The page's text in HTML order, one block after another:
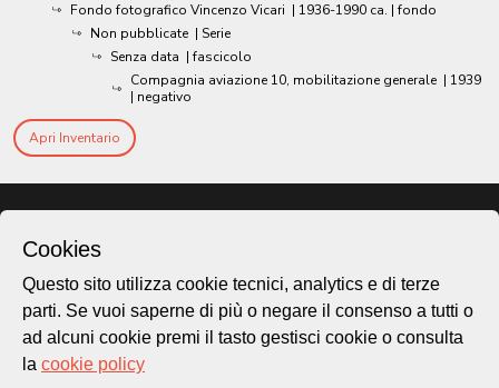
Fondo fotografico Vincenzo Vicari | 1936-1990 ca. | fondo
Non pubblicate | Serie
Senza data | fascicolo
Compagnia aviazione 10, mobilitazione generale | 1939
| negativo
Apri Inventario
Cookies
Questo sito utilizza cookie tecnici, analytics e di terze
parti. Se vuoi saperne di più o negare il consenso a tutti o
ad alcuni cookie premi il tasto gestisci cookie o consulta
la cookie policy